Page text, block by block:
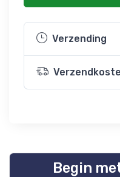
Verzending
Begin